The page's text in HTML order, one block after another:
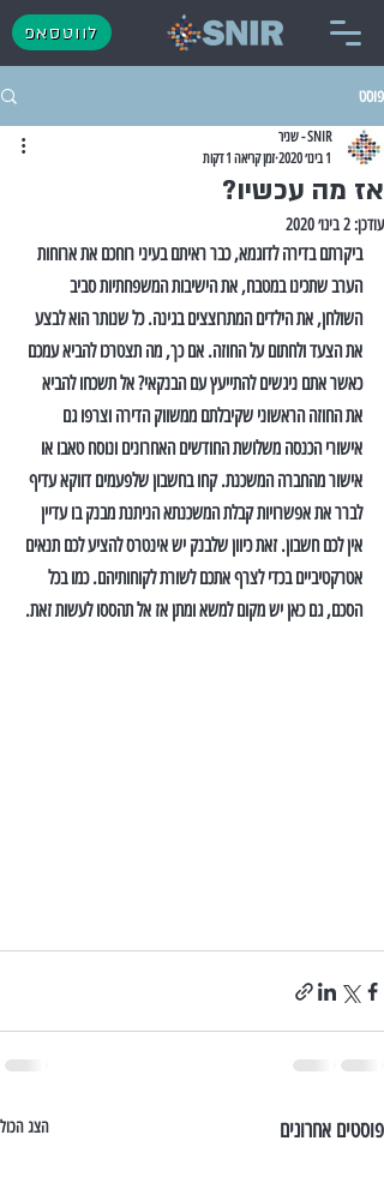
לווטסאפ
פוסט
אז מה עכשיו?
SNIR - שניר
1 בינו׳ 2020
זמן קריאה 1 דקות
עודכן: 2 בינו׳ 2020
ביקרתם בדירה לדוגמא, כבר ראיתם בעיני רוחכם את ארוחות
הערב שתכינו במטבח, את הישיבות המשפחתיות סביב
השולחן, את הילדים המתרוצצים בגינה. כל שנותר הוא לבצע
את הצעד ולחתום על החוזה. אם כך, מה תצטרכו להביא עמכם
כאשר אתם ניגשים להתייעץ עם הבנקאי? אל תשכחו להביא
את החוזה הראשוני שקיבלתם ממשווק הדירה וצרפו גם
אישורי הכנסה משלושת החודשים האחרונים ונוסח טאבו או
אישור מהחברה המשכנת. קחו בחשבון שלפעמים דווקא עדיף
לברר את אפשרויות קבלת המשכנתא הניתנת מבנק בו עדיין
אין לכם חשבון. זאת כיוון שלבנק יש אינטרס להציע לכם תנאים
אטרקטיביים בכדי לצרף אתכם לשורת לקוחותיהם. כמו בכל
הסכם, גם כאן יש מקום למשא ומתן אז אל תהססו לעשות זאת.
פוסטים אחרונים הצג הכול